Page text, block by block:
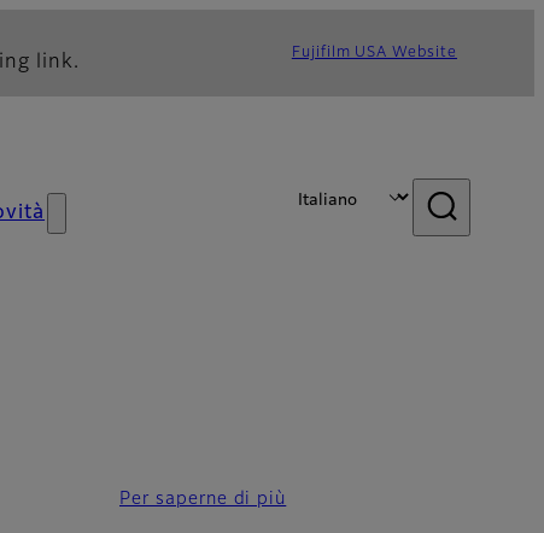
link. Fujifilm USA Website
Per saperne di più